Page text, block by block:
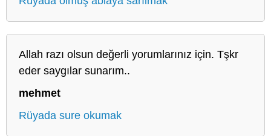
Allah razı olsun değerli yorumlarınız için. Tşkr
eder saygılar sunarım..
mehmet
Rüyada sure okumak